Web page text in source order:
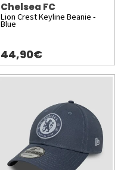
Chelsea FC
Lion Crest Keyline Beanie -
Blue
44,90€